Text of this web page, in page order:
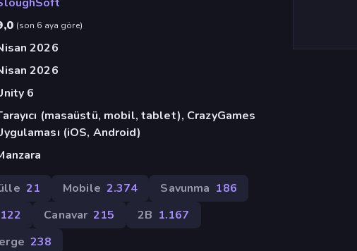
(son 6 aya göre)
2026
2026
6
(masaüstü, mobil, tablet), CrazyGames
(iOS, Android)
21 Mobile 2.374 Savunma 186
122 Canavar 215 2B 1.167
238